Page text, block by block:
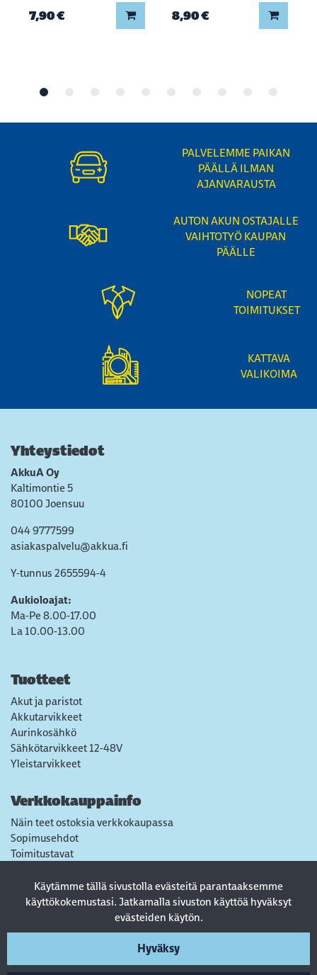
Käytämme tällä sivustolla evästeitä parantaaksemme
käyttökokemustasi. Jatkamalla sivuston käyttöä hyväksyt
evästeiden käytön.
Hyväksy
7,90 € Lisää koriin8,90 € Lisää
PALVELEMME PAIKAN
PÄÄLLÄ ILMAN
AJANVARAUSTA
AUTON AKUN OSTAJALLE
VAIHTOTYÖ KAUPAN
PÄÄLLE
NOPEAT
TOIMITUKSET
KATTAVA
VALIKOIMA
Yhteystiedot
AkkuA Oy
Kaltimontie 5
80100 Joensuu
044 9777599
asiakaspalvelu@akkua.fi
Y-tunnus 2655594-4
Aukioloajat:
Ma-Pe 8.00-17.00
La 10.00-13.00
Tuotteet
Akut ja paristot
Akkutarvikkeet
Aurinkosähkö
Sähkötarvikkeet 12-48V
Yleistarvikkeet
Verkkokauppainfo
Näin teet ostoksia verkkokaupassa
Sopimusehdot
Toimitustavat
Tietosuojaseloste
Usein kysytyt kysymykset
Seuraa sosiaalisessa mediassa